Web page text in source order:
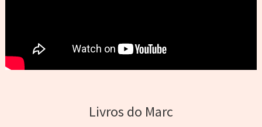
Livros do Marc